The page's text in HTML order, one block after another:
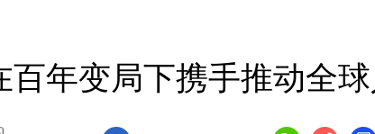
百年变局下携手推动全